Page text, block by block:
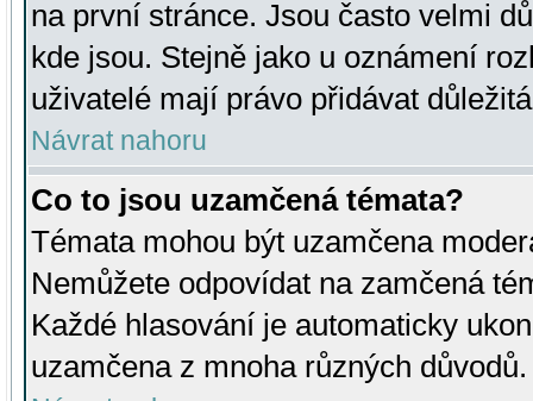
na první stránce. Jsou často velmi
kde jsou. Stejně jako u oznámení
uživatelé mají právo přidávat
Návrat nahoru
Co to jsou uzamčená témata?
Témata mohou být uzamčena
Nemůžete odpovídat na zamčená
Každé hlasování je automaticky
uzamčena z mnoha různých důvodů.